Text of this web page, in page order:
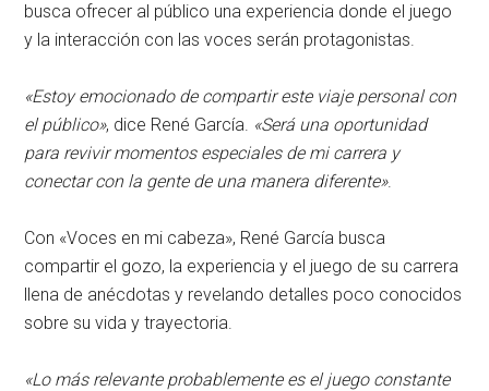
busca ofrecer al público una experiencia donde el juego
y la interacción con las voces serán protagonistas.
«Estoy emocionado de compartir este viaje personal con
el público», dice René García. «Será una oportunidad
para revivir momentos especiales de mi carrera y
conectar con la gente de una manera diferente».
Con «Voces en mi cabeza», René García busca
compartir el gozo, la experiencia y el juego de su carrera
llena de anécdotas y revelando detalles poco conocidos
sobre su vida y trayectoria.
«Lo más relevante probablemente es el juego constante